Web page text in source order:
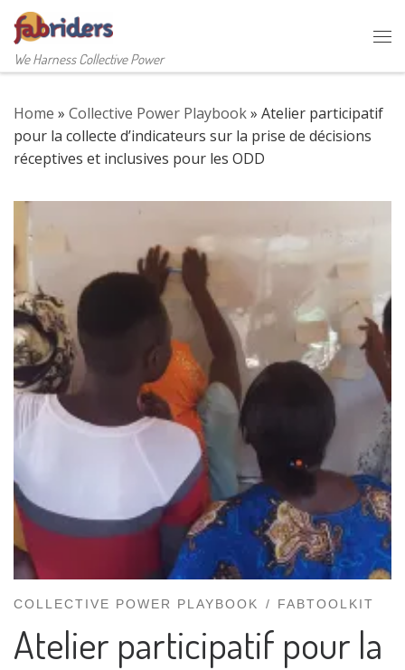
Skip to content
We Harness Collective Power
Home » Collective Power Playbook» Atelier participatif
pour la collecte d’indicateurs sur la prise de décisions
réceptives et inclusives pour les ODD
COLLECTIVE POWER PLAYBOOK FABTOOLKIT
Atelier participatif pour la